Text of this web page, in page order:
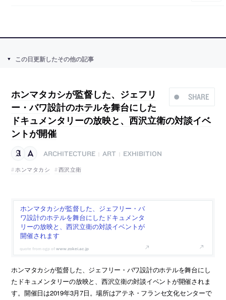
この日更新したその他の記事
SHARE
ホンマタカシが監督した、ジェフリ
ー・バワ設計のホテルを舞台にした
ドキュメンタリーの放映と、西沢立衛の対談イベ
ントが開催
ARCHITECTURE ART
EXHIBITION
ホンマタカシ
西沢立衛
ホンマタカシが監督した、ジェフリー・バ
ワ設計のホテルを舞台にしたドキュメンタ
リーの放映と、西沢立衛の対談イベントが
開催されます
www.zokei.ac.jp
ホンマタカシが監督した、ジェフリー・バワ設計のホテルを舞台にし
たドキュメンタリーの放映と、西沢立衛の対談イベントが開催されま
す。開催日は2019年3月7日。場所はアテネ・フランセ文化センターで